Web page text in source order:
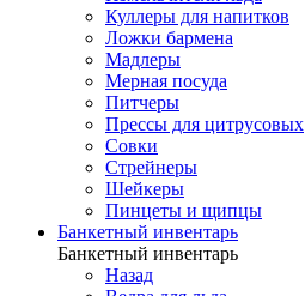
Куллеры для напитков
Ложки бармена
Мадлеры
Мерная посуда
Питчеры
Прессы для цитрусовых
Совки
Стрейнеры
Шейкеры
Пинцеты и щипцы
Банкетный инвентарь
Банкетный инвентарь
Назад